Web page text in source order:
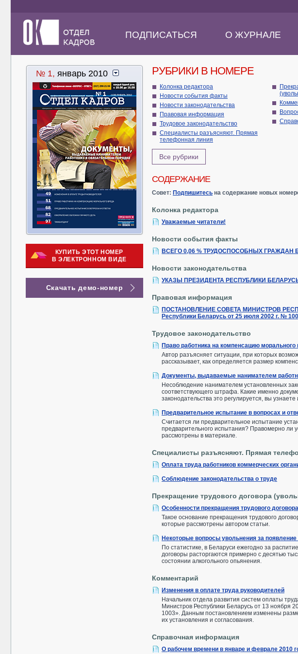
ПОДПИСАТЬСЯ О ЖУРНАЛЕ
№ 1, январь 2010
КУПИТЬ ЭТОТ НОМЕР
В ЭЛЕКТРОННОМ ВИДЕ
Скачать демо-номер
РУБРИКИ В НОМЕРЕ
Колонка редактора
Новости события факты
Новости законодательства
Правовая информация
Трудовое законодательство
Специалисты разъясняют. Прямая
телефонная линия
Все рубрики
СОДЕРЖАНИЕ
Совет: Подпишитесь на содержание новых
Колонка редактора
Уважаемые читатели!
Новости события факты
ВСЕГО 0,06 % ТРУДОСПОСОБНЫХ
Новости законодательства
УКАЗЫ ПРЕЗИДЕНТА РЕСПУБЛИКИ
Правовая информация
ПОСТАНОВЛЕНИЕ СОВЕТА МИНИСТРОВ
Республики Беларусь от 25 июля 2002 г. №
Трудовое законодательство
Право работника на компенсацию морального
Автор разъясняет ситуации, при которых
рассказывает, как определяется размер
Документы, выдаваемые нанимателем
Несоблюдение нанимателем установленных
соответствующего штрафа. Какие именно
законодательства это регулируется, вы узнаете
Предварительное испытание в вопросах и
Считается ли предварительное испытание
предварительного испытания? Правомерно ли
рассмотрены в материале.
Специалисты разъясняют. Прямая
Оплата труда работников коммерческих
Соблюдение законодательства о труде
Прекращение трудового договора
Особенности прекращения трудового
Такое основание прекращения трудового
которые рассмотрены автором статьи.
Некоторые вопросы увольнения за
По статистике, в Беларуси ежегодно за
договоры расторгаются примерно с десятью
состоянии алкогольного опьянения.
Комментарий
Изменения в оплате труда руководителей
Начальник отдела развития систем оплаты
Министров Республики Беларусь от 13 ноября
1003». Данным постановлением изменены
их установления и согласования.
Справочная информация
О рабочем времени в январе и феврале 2010